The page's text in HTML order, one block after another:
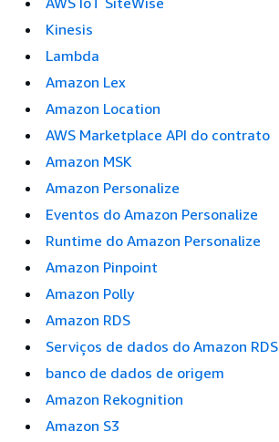
Kinesis
Lambda
Amazon Lex
Amazon Location
AWS Marketplace API do contrato
Amazon MSK
Amazon Personalize
Eventos do Amazon Personalize
Runtime do Amazon Personalize
Amazon Pinpoint
Amazon Polly
Amazon RDS
Serviços de dados do Amazon RDS
banco de dados de origem
Amazon Rekognition
Amazon S3